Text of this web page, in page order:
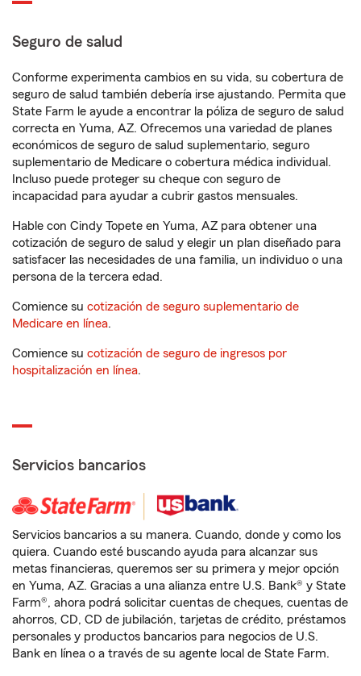
Seguro de salud
Conforme experimenta cambios en su vida, su cobertura de
seguro de salud también debería irse ajustando. Permita que
State Farm le ayude a encontrar la póliza de seguro de salud
correcta en Yuma, AZ. Ofrecemos una variedad de planes
económicos de seguro de salud suplementario, seguro
suplementario de Medicare o cobertura médica individual.
Incluso puede proteger su cheque con seguro de
incapacidad para ayudar a cubrir gastos mensuales.
Hable con Cindy Topete en Yuma, AZ para obtener una
cotización de seguro de salud y elegir un plan diseñado para
satisfacer las necesidades de una familia, un individuo o una
persona de la tercera edad.
Comience su cotización de seguro suplementario de
Medicare en línea.
Comience su cotización de seguro de ingresos por
hospitalización en línea.
Servicios bancarios
Servicios bancarios a su manera. Cuando, donde y como los
quiera. Cuando esté buscando ayuda para alcanzar sus
metas financieras, queremos ser su primera y mejor opción
en Yuma, AZ. Gracias a una alianza entre U.S. Bank® y State
Farm®, ahora podrá solicitar cuentas de cheques, cuentas de
ahorros, CD, CD de jubilación, tarjetas de crédito, préstamos
personales y productos bancarios para negocios de U.S.
Bank en línea o a través de su agente local de State Farm.